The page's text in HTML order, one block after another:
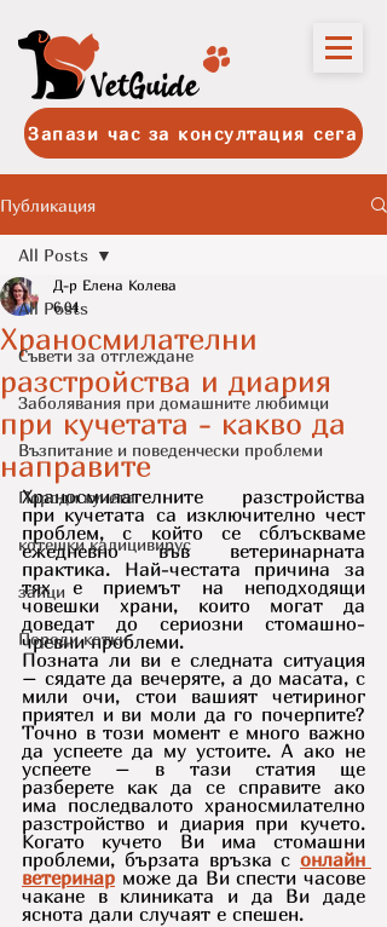
Запази час за консултация сега
Публикация
All Posts
Съвети за отглеждане
Заболявания при домашните любимци
Възпитание и поведенчески проблеми
Породи кучета
котешки калицивирус
зайци
Породи котки
All Posts
Храносмилателни
разстройства и диария
при кучетата - какво да
направите
Д-р Елена Колева
6.04
Храносмилателните разстройства
при кучетата са изключително чест
проблем, с който се сблъскваме
ежедневно във ветеринарната
практика. Най-честата причина за
тях е приемът на неподходящи
човешки храни, които могат да
доведат до сериозни стомашно-
чревни проблеми.
Позната ли ви е следната ситуация
– сядате да вечеряте, а до масата, с
мили очи, стои вашият четириног
приятел и ви моли да го почерпите?
Точно в този момент е много важно
да успеете да му устоите. А ако не
успеете – в тази статия ще
разберете как да се справите ако
има последвалото храносмилателно
разстройство и диария при кучето.
Когато кучето Ви има стомашни
проблеми, бързата връзка с онлайн
ветеринар може да Ви спести часове
чакане в клиниката и да Ви даде
яснота дали случаят е спешен.